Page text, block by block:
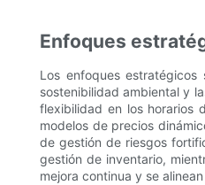
Enfoques
Los enfoques
sostenibilidad ambiental y
flexibilidad en los horarios
modelos de precios
de gestión de riesgos
gestión de inventario,
mejora continua y se